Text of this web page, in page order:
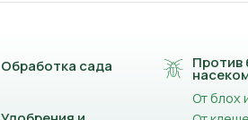
Обработка сада Против
От блох